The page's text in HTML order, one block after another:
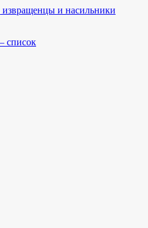
и насильники
список